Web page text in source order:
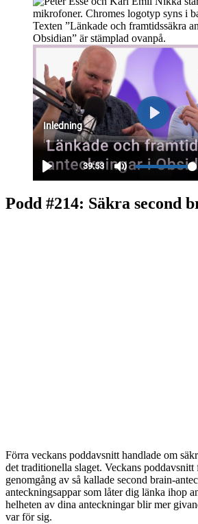
Podd #214: Säkra second
Förra veckans poddavsnitt handlade om
det traditionella slaget. Veckans
genomgång av så kallade second brain-
antecknings­appar som låter dig länka ihop
helheten av dina anteckningar blir mer
var för sig.